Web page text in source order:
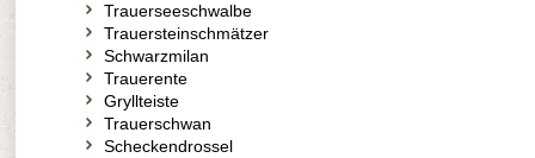
Trauerseeschwalbe
Trauersteinschmätzer
Schwarzmilan
Trauerente
Gryllteiste
Trauerschwan
Scheckendrossel